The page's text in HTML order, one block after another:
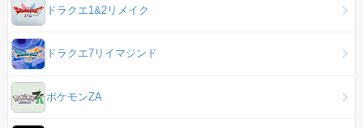
ドラクエ1&2リメイク
ドラクエ7リイマジンド
ポケモンZA